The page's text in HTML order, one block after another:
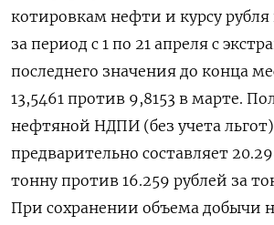
котировкам нефти и курсу
за период с 1 по 21 апреля с
последнего значения до конца
13,5461 против 9,8153 в марте.
нефтяной НДПИ (без учета льгот)
предварительно составляет
тонну против 16.259 рублей за
При сохранении объема добычи